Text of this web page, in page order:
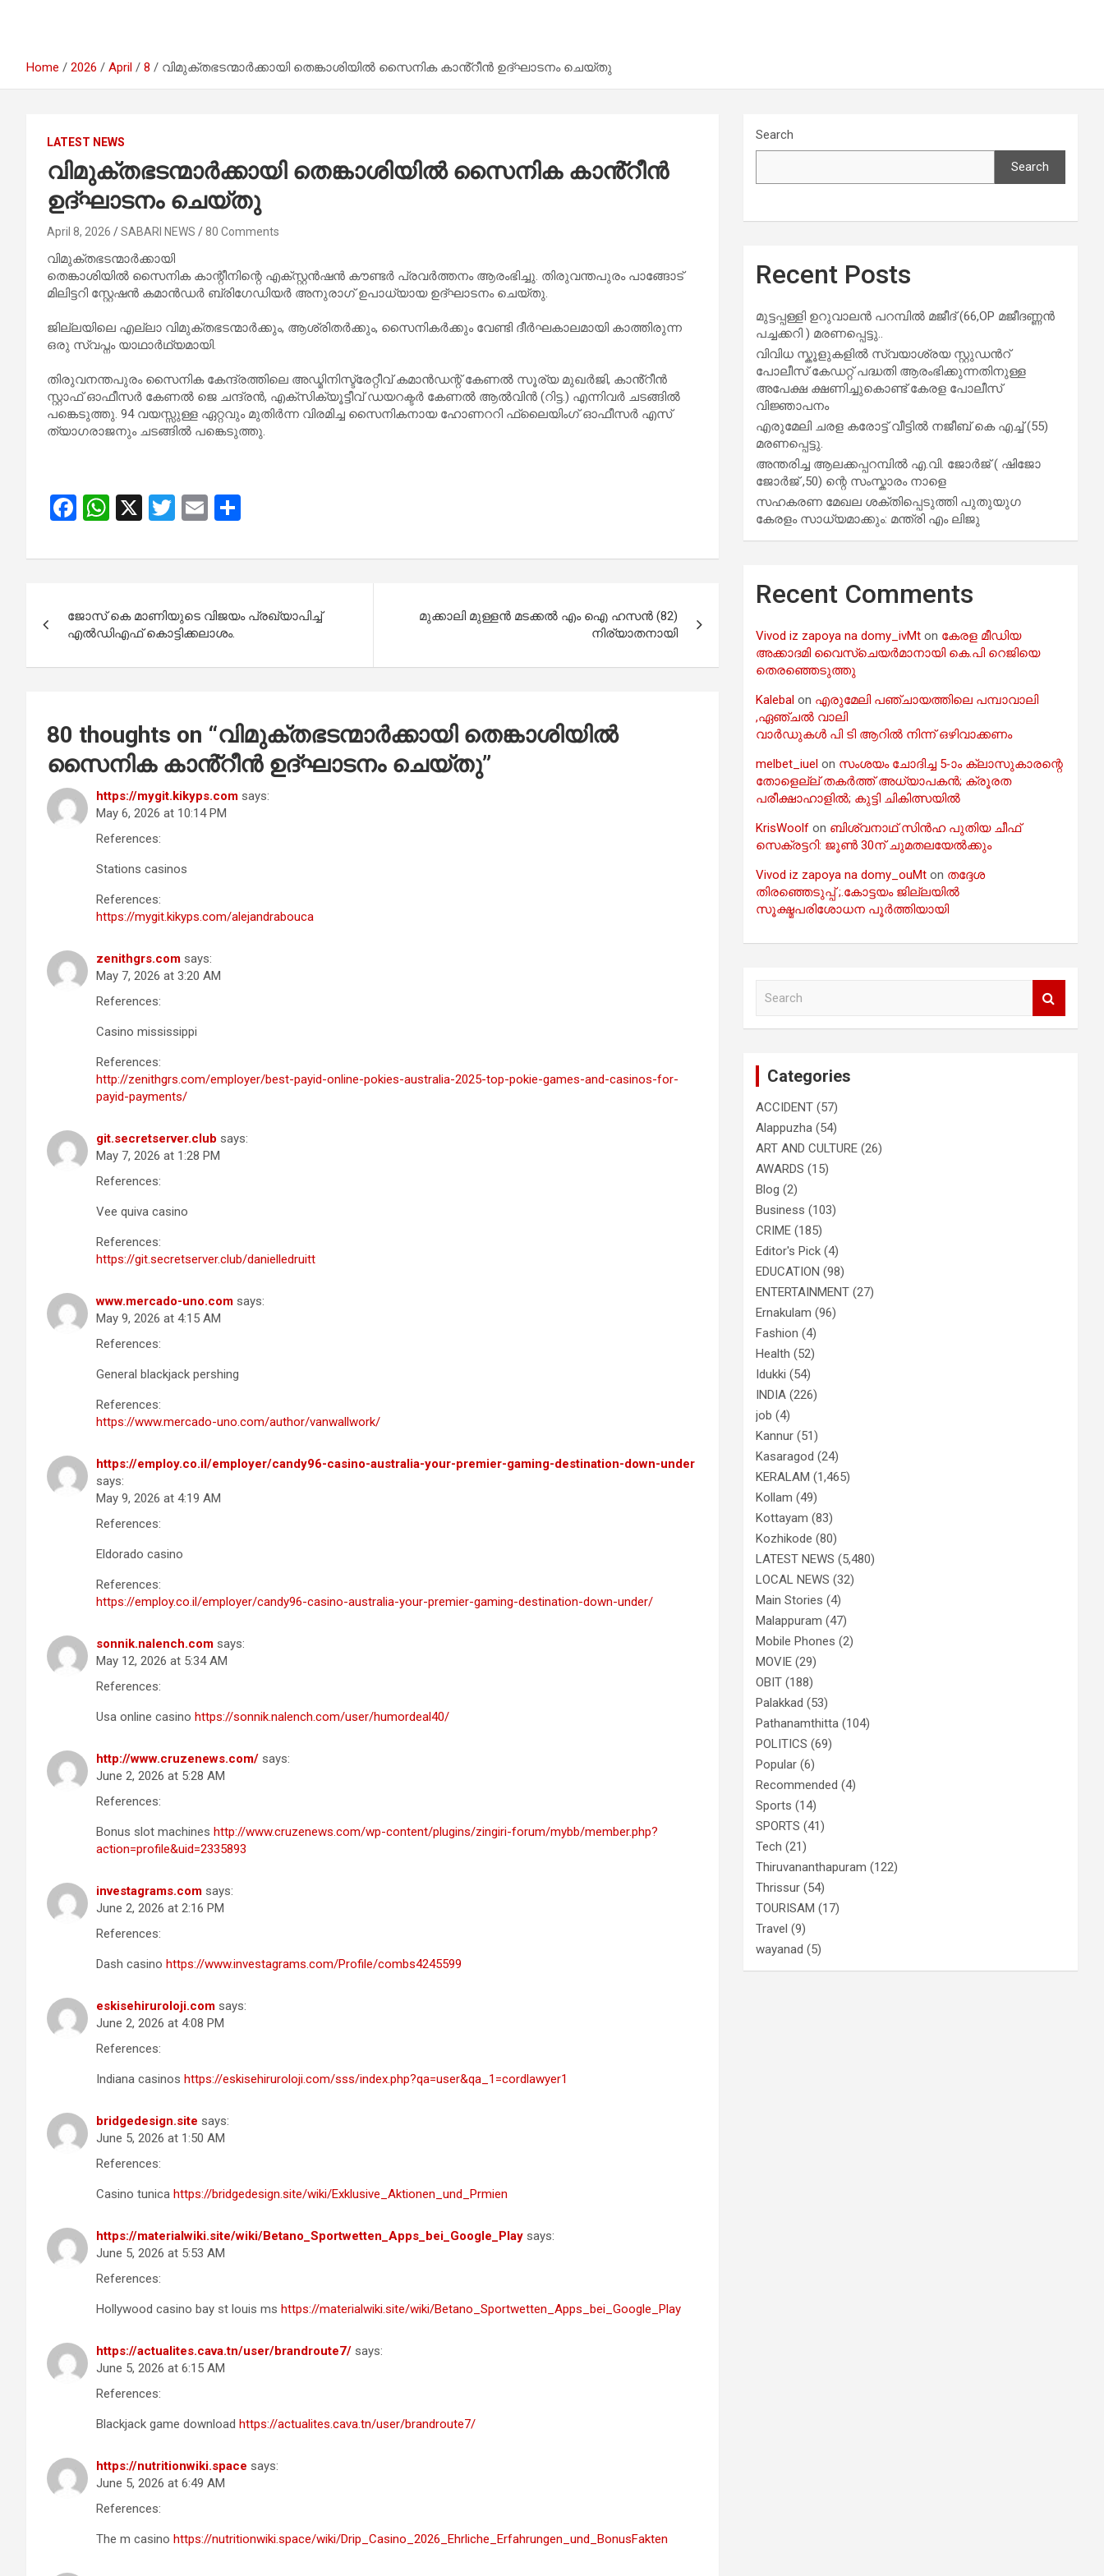
Home 2026 April 8 വിമുക്തഭടന്മാർക്കായി തെങ്കാശിയിൽ സൈനിക കാൻ്റീൻ ഉദ്ഘാടനം ചെയ്തു
LATEST NEWS
വിമുക്തഭടന്മാർക്കായി തെങ്കാശിയിൽ സൈനിക കാൻ്റീൻ
ഉദ്ഘാടനം ചെയ്തു
April 8, 2026 SABARI NEWS 80 Comments
വിമുക്തഭടന്മാർക്കായി
തെങ്കാശിയിൽ സൈനിക കാന്റീനിന്റെ എക്സ്റ്റൻഷൻ കൗണ്ടർ പ്രവർത്തനം ആരംഭിച്ചു. തിരുവന്തപുരം പാങ്ങോട്
മിലിട്ടറി സ്റ്റേഷൻ കമാൻഡർ ബ്രിഗേഡിയർ അനുരാഗ് ഉപാധ്യായ ഉദ്ഘാടനം ചെയ്തു.
ജില്ലയിലെ എല്ലാ വിമുക്തഭടന്മാർക്കും, ആശ്രിതർക്കും, സൈനികർക്കും വേണ്ടി ദീർഘകാലമായി കാത്തിരുന്ന
ഒരു സ്വപ്നം യാഥാർഥ്യമായി.
തിരുവനന്തപുരം സൈനിക കേന്ദ്രത്തിലെ അഡ്മിനിസ്ട്രേറ്റീവ് കമാൻഡന്റ് കേണൽ സൂര്യ മുഖർജി, കാൻ്റീൻ
സ്റ്റാഫ് ഓഫീസർ കേണൽ ജെ ചന്ദ്രൻ, എക്സിക്യൂട്ടീവ് ഡയറക്ടർ കേണൽ ആൽവിൻ (റിട്ട.) എന്നിവർ ചടങ്ങിൽ
പങ്കെടുത്തു. 94 വയസ്സുള്ള ഏറ്റവും മുതിർന്ന വിരമിച്ച സൈനികനായ ഹോണററി ഫ്ലൈയിംഗ് ഓഫീസർ എസ്
ത്യാഗരാജനും ചടങ്ങിൽ പങ്കെടുത്തു.
F
ce
o
o
k
W
at
A
p
p
X
T
tt
E
ail ar
navigation
ജോസ് കെ മാണിയുടെ വിജയം പ്രഖ്യാപിച്ച്
എൽഡിഎഫ് കൊട്ടിക്കലാശം.
മുക്കാലി മുള്ളൻ മടക്കൽ എം ഐ ഹസൻ (82)
നിര്യാതനായി
80 thoughts on “വിമുക്തഭടന്മാർക്കായി തെങ്കാശിയിൽ
സൈനിക കാൻ്റീൻ ഉദ്ഘാടനം ചെയ്തു”
https://mygit.kikyps.com says:
May 6, 2026 at 10:14 PM
References:
Stations casinos
References:
https://mygit.kikyps.com/alejandrabouca
zenithgrs.com says:
May 7, 2026 at 3:20 AM
References:
Casino mississippi
References:
http://zenithgrs.com/employer/best-payid-online-pokies-australia-2025-top-pokie-games-and-casinos-for-
payid-payments/
git.secretserver.club says:
May 7, 2026 at 1:28 PM
References:
Vee quiva casino
References:
https://git.secretserver.club/danielledruitt
www.mercado-uno.com says:
May 9, 2026 at 4:15 AM
References:
General blackjack pershing
References:
https://www.mercado-uno.com/author/vanwallwork/
https://employ.co.il/employer/candy96-casino-australia-your-premier-gaming-destination-down-under
says:
May 9, 2026 at 4:19 AM
References:
Eldorado casino
References:
https://employ.co.il/employer/candy96-casino-australia-your-premier-gaming-destination-down-under/
sonnik.nalench.com says:
May 12, 2026 at 5:34 AM
References:
Usa online casino https://sonnik.nalench.com/user/humordeal40/
http://www.cruzenews.com/ says:
June 2, 2026 at 5:28 AM
References:
Bonus slot machines http://www.cruzenews.com/wp-content/plugins/zingiri-forum/mybb/member.php?
action=profile&uid=2335893
investagrams.com says:
June 2, 2026 at 2:16 PM
References:
Dash casino https://www.investagrams.com/Profile/combs4245599
eskisehiruroloji.com says:
June 2, 2026 at 4:08 PM
References:
Indiana casinos https://eskisehiruroloji.com/sss/index.php?qa=user&qa_1=cordlawyer1
bridgedesign.site says:
June 5, 2026 at 1:50 AM
References:
Casino tunica https://bridgedesign.site/wiki/Exklusive_Aktionen_und_Prmien
https://materialwiki.site/wiki/Betano_Sportwetten_Apps_bei_Google_Play says:
June 5, 2026 at 5:53 AM
References:
Hollywood casino bay st louis ms https://materialwiki.site/wiki/Betano_Sportwetten_Apps_bei_Google_Play
https://actualites.cava.tn/user/brandroute7/ says:
June 5, 2026 at 6:15 AM
References:
Blackjack game download https://actualites.cava.tn/user/brandroute7/
https://nutritionwiki.space says:
June 5, 2026 at 6:49 AM
References:
The m casino https://nutritionwiki.space/wiki/Drip_Casino_2026_Ehrliche_Erfahrungen_und_BonusFakten
Search
Search
Recent Posts
മുട്ടപ്പള്ളി ഉറുവാലൻ പറമ്പിൽ മജീദ് (66,OP മജീദണ്ണൻ
പച്ചക്കറി ) മരണപ്പെട്ടു..
വിവിധ സ്കൂളുകളില്‍ സ്വയാശ്രയ സ്റ്റുഡന്‍റ്
പോലീസ് കേഡറ്റ് പദ്ധതി ആരംഭിക്കുന്നതിനുള്ള
അപേക്ഷ ക്ഷണിച്ചുകൊണ്ട് കേരള പോലീസ്
വിജ്ഞാപനം
എരുമേലി ചരള കരോട്ട് വീട്ടിൽ നജീബ് കെ എച്ച് (55)
മരണപ്പെട്ടു.
അന്തരിച്ച ആ​ല​ക്ക​പ്പ​റമ്പിൽ​ എ.​വി. ജോ​ർ​ജ് ( ഷിജോ
ജോർജ് ,50) ന്റെ സംസ്കാരം നാളെ
സഹകരണ മേഖല ശക്തിപ്പെടുത്തി പുതുയുഗ
കേരളം സാധ്യമാക്കും: മന്ത്രി എം ലിജു
Recent Comments
Vivod iz zapoya na domy_ivMt on കേരള മീഡിയ
അക്കാദമി വൈസ്ചെയർമാനായി കെ.പി റെജിയെ
തെരഞ്ഞെടുത്തു
Kalebal on എരുമേലി പഞ്ചായത്തിലെ പമ്പാവാലി
,ഏഞ്ചൽ വാലി
വാർഡുകൾ പി ടി ആറിൽ നിന്ന് ഒഴിവാക്കണം
melbet_iuel on സംശയം ചോദിച്ച 5-ാം ക്ലാസുകാരന്റെ
തോളെല്ല് തകർത്ത് അധ്യാപകൻ; ക്രൂരത
പരീക്ഷാഹാളിൽ; കുട്ടി ചികിത്സയിൽ
KrisWoolf on ബിശ്വനാഥ് സിൻഹ പുതിയ ചീഫ്
സെക്രട്ടറി: ജൂൺ 30ന് ചുമതലയേൽക്കും
Vivod iz zapoya na domy_ouMt on തദ്ദേശ
തിരഞ്ഞെടുപ്പ് ;.കോട്ടയം ജില്ലയിൽ
സൂക്ഷ്മപരിശോധന പൂർത്തിയായി
Categories
ACCIDENT (57)
Alappuzha (54)
ART AND CULTURE (26)
AWARDS (15)
Blog (2)
Business (103)
CRIME (185)
Editor's Pick (4)
EDUCATION (98)
ENTERTAINMENT (27)
Ernakulam (96)
Fashion (4)
Health (52)
Idukki (54)
INDIA (226)
job (4)
Kannur (51)
Kasaragod (24)
KERALAM (1,465)
Kollam (49)
Kottayam (83)
Kozhikode (80)
LATEST NEWS (5,480)
LOCAL NEWS (32)
Main Stories (4)
Malappuram (47)
Mobile Phones (2)
MOVIE (29)
OBIT (188)
Palakkad (53)
Pathanamthitta (104)
POLITICS (69)
Popular (6)
Recommended (4)
Sports (14)
SPORTS (41)
Tech (21)
Thiruvananthapuram (122)
Thrissur (54)
TOURISAM (17)
Travel (9)
wayanad (5)